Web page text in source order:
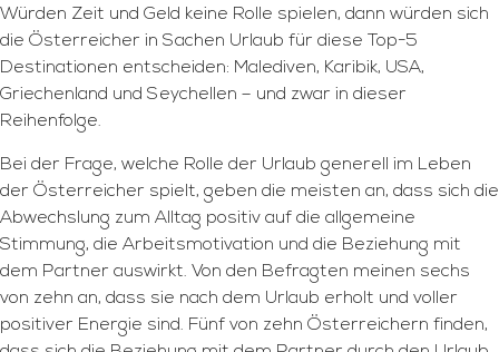
Würden Zeit und Geld keine Rolle spielen, dann würden sich
die Österreicher in Sachen Urlaub für diese Top-5
Destinationen entscheiden: Malediven, Karibik, USA,
Griechenland und Seychellen – und zwar in dieser
Reihenfolge.
Bei der Frage, welche Rolle der Urlaub generell im Leben
der Österreicher spielt, geben die meisten an, dass sich die
Abwechslung zum Alltag positiv auf die allgemeine
Stimmung, die Arbeitsmotivation und die Beziehung mit
dem Partner auswirkt. Von den Befragten meinen sechs
von zehn an, dass sie nach dem Urlaub erholt und voller
positiver Energie sind. Fünf von zehn Österreichern finden,